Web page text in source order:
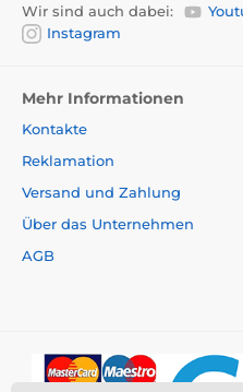
Wir sind auch dabei:
Instagram
Mehr Informationen
Kontakte
Reklamation
Versand und Zahlung
Über das Unternehmen
AGB